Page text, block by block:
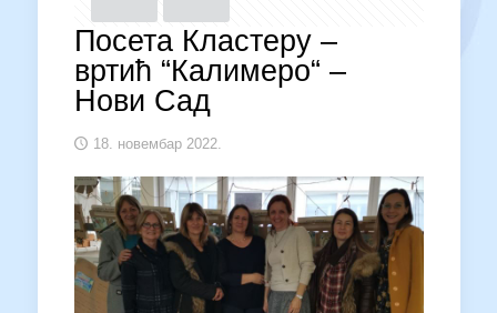
Посета Кластеру –
вртић “Калимеро“ –
Нови Сад
18. новембар 2022.